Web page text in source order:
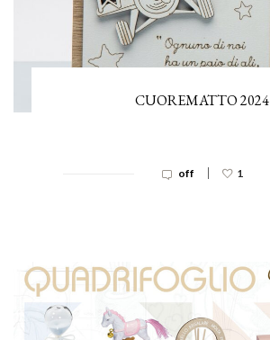
CUOREMATTO 2024
off | 1